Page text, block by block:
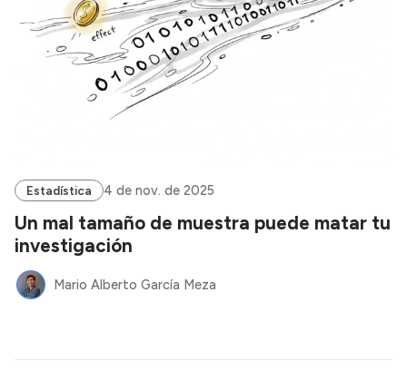
Estadística 4 de nov. de 2025
Un mal tamaño de muestra puede matar tu
investigación
Mario Alberto García Meza